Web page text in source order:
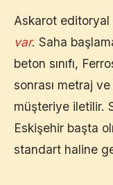
Askarot editoryal
var. Saha
beton sınıfı,
sonrası metraj
müşteriye iletilir.
Eskişehir başta
standart haline